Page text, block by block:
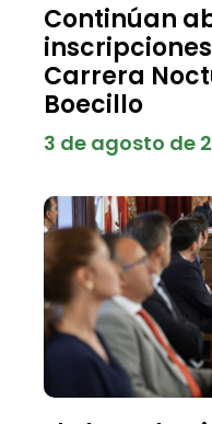
Continúan
Carrera
Boecillo
3 de agosto de